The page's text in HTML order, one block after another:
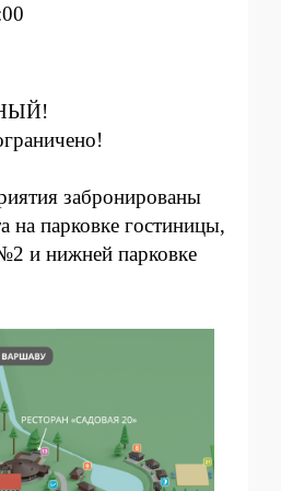
забронированы
на парковке гостиницы,
и нижней парковке